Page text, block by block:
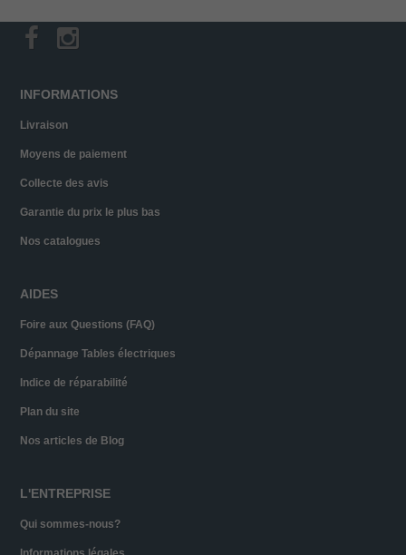
INFORMATIONS
Livraison
Moyens de paiement
Collecte des avis
Garantie du prix le plus bas
Nos catalogues
AIDES
Foire aux Questions (FAQ)
Dépannage Tables électriques
Indice de réparabilité
Plan du site
Nos articles de Blog
L'ENTREPRISE
Qui sommes-nous?